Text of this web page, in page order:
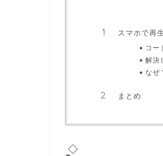
スマホで再
コー
解決
なぜ
まとめ